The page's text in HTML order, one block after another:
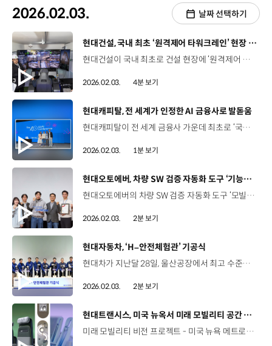
2026.02.03. 날짜 선택하기
[동영상]
현대건설, 국내 최초 ‘원격제어 타워크레인’ 현장 도입 시연
현대건설이 국내 최초로 건설 현장에 ‘원격제어 타워크레인’을 도입합니다. 본격적인 도입에 앞서 지난달 29일에는 ‘원격제어 타워크레인’ 기술 시연회를 개최했는데요. 현대건설 강재우 책임연구원이 현장에서 소식 전해드립니다. 현대건설의 ‘원격제어 타워크레인’ 기술 시연회는 경기도 과천 주암동의 ‘디에이치 아델스타’ 건설 현장에서 진행됐습니다. ‘원격제어 타워크레인’은 국토교통부로부터 ‘건설기계 안전기준 특례’를 승인받아 국내 최초로 실제 건설 현장에 도입할 수 있게 됐는데요. 이번 시연회는 국토교통부를 비롯해 스마트 건설 관련 관계자 등에게 현장 도입에 따른 운영 성과를 공개하는 자리였습니다. ‘원격제어 타워크레인’은 전방위 모니터링 카메라와 저지연 원격제어 기술을 결합한 시스템인데요. 운전원이 타워크레인에 오르지 않고 지상에 마련된 원격 조종실에서 실시간으로 전달되는 작업 화면과 정밀 제어 장치를 기반으로 장비를 안정적으로 운용할 수 있습니다. 강재우 책임연구원 / 현대건설 OSC연구팀여기 보시면 운전자가 타고 있지 않은 타워크레인이 철근을 작업장으로 운반하고 있습니다. 여기에는 ‘저지연 원격제어 기술’이 적용되어 실시간에 가까운 제어를 가능하게 합니다. 현대건설은 지난 2024년 6월에 ‘혁신 RD 건설 로봇 기술 시연회’를 통해 용인에 있는 로보틱스 랩에서 일본 오사카 건설 현장에 설치된 타워크레인을 원격 제어하는 장거리 원격 시연을 선보이며 극찬을 받았는데요. 정남철 책임연구원 / 현대건설 OSC연구팀타워크레인 기사분들은 높은 공간에서 작업을 하기 때문에 추락에 대한 공포나 고립감 같은 감정들을 느끼시게 됩니다. 하지만 ‘원격제어 타워크레인 기술’은 지상에 구동장치를 두고 있기 때문에 높이에 대한 위험을 원천적으로 배제할 수 있습니다. 이번 시연에서 공개한 타워크레인은 유지보수나 보조 작업에 활용되는 소형 장비가 아니라 공동주택 건설 현장에서 사용되는 대형 타워크레인급 장비여서 더욱 참석자들의 시선을 사로잡았습니다. 김범진 / 타워트레인 기사현장에 적용이 되면 타워크레인 기사들의 편의나 안전성에서 훨씬 효율적이라고 생각이 듭니다. 익숙해지는 기간은 일주일 정도만 작업을 하면 충분히 가능하다라고 생각이 들고, 안에서 작업을 해보니까 위에서 작업할 때보다 훨씬 따뜻하고 쾌적하고 향후에는 사무실처럼 꾸며서 할 수 있을 것 같아서 괜찮은 것 같습니다. 이와 함께, 이날 시연회에서는 AI 기반 안전 모니터링 시스템과 주택현장 활용 운반 로봇 등 다양한 스마트 기술도 함께 선보였는데요. 자재 운반로봇, 다목적 운반·배송로봇, 웨어러블로봇 등 건설 현장에서 실증을 거듭하고 있는 다양한 로보틱스 기술을 시연했습니다. 강재우 책임연구원 / 현대건설 OSC연구팀지금까지 시연회 현장에서 ‘원격제어 타워크레인’ 기술을 소개해드렸는데요. 어떠셨나요? 현대건설은 앞으로도 기술을 통해 사람 중심의 스마트 건설 전환에 앞장서도록 하겠습니다.
2026.02.03. 4분 보기
[동영상]
현대캐피탈, 전 세계가 인정한 AI 금융사로 발돋움
현대캐피탈이 전 세계 금융사 가운데 최초로 ‘국제인증지능학회’의 ‘혁신적 인공지능 응용상(IAAI)’을 3회 수상했습니다. 세계 최고 권위의 ‘국제인공지능학회’는 인공지능 연구 성과를 담은 전 세계의 논문을 발표하고 인공지능 기술을 실제에 적용해 우수한 성과를 거둔 프로젝트에는 ‘혁신적 인공지능 응용상’을 수여하고 있는데요. 현대캐피탈은 지난 2023년과 2024년에 이어 세 번째 IAAI를 수상하며 금융사로는 전 세계 최초이자 유일한 수상을 기록하게 됐습니다. 현대캐피탈은 자체 AI 기술력을 사업 전 영역으로 확장해 첨단 기술 기반의 금융 혁신을 선도하며 전 세계가 인정하는 AI 금융사로 발돋움할 계획입니다.
2026.02.03. 1분 보기
[동영상]
현대오토에버, 차량 SW 검증 자동화 도구 ‘기능안전 국제표준’ 인증
현대오토에버의 차량 SW 검증 자동화 도구 ‘모빌진 엑스-스튜디오’가 자동차 기능안전 국제표준(ISO 26262) 인증을 획득했습니다. ISO 26262는 국제표준화기구(ISO)가 자동차 관련 전기·전자 시스템의 안전성을 검증하는 국제표준인데요. 이번에 인증을 받은 ‘모빌진 엑스-스튜디오’는 현대오토에버가 자체 개발한 프로그램으로 알고리즘 검증(MIL), 소프트웨어 코드 동작 검증(SIL), 하드웨어 연결 후 검증(HIL) 등 다양한 환경에서의 안전성 검증 작업을 자동화합니다. 이 프로그램은 기존의 수동 검증 대비 작업 시간이 50% 이상 감축되고 작업자가 없어도 미리 설정한 대로 검증을 수행할 수 있습니다. 현대오토에버는 현재 다양한 차량 SW 검증에 사용되는 ‘모빌진 엑스-스튜디오’를 항공우주, 방산, 로봇 등에도 활용할 수 있도록 다양한 고객사와의 협업을 확대해 나갈 예정입니다.
2026.02.03. 2분 보기
[동영상]
현대자동차, ‘H–안전체험관’ 기공식
현대차가 지난달 28일, 울산공장에서 최고 수준의 안전을 향한 현대차의 의지를 보여주는 ‘H–안전체험관’ 기공식을 개최했습니다. 2026년 노사가 함께하는 첫 안전행사인 이번 기공식에는 현대차 최영일 부사장과 현대차노조 이종철 지부장을 비롯해 노사 관계자 200여 명이 참석했는데요. 안전 문화 정착이라는 패러다임 전환을 다짐하는 자리였습니다. 최영일 부사장 / 현대차 국내생산담당 겸 최고안전보건책임자위험성평가존 등 총 6개의 존으로 구성되어 있으며 새로운 안전 문화의 출발점이 될 것입니다. H-안전체험관은 울산공장 부지 내 연면적 280평 규모로 조성되는데요. 국내 안전 체험관 중 처음으로 실제 생산 현장과 위험 상황을 프로젝션 매핑 기술로 생생히 구현해 몰입형 안전 교육을 제공할 계획입니다. 현대차는 기공식에서 구역별 설계안을 발표하고 세이프티존에서 체험하게 될 화재 현장을 시연하며 체험관에 대한 이해를 도왔습니다. 또한, 주요 참석자들이 시삽식을 진행하며 H-안전체험관에 대한 기대감을 높였습니다. 최종식 상무 / 현대차 안전기획사업부장’H-안전체험관’은 자동차 산업 현장에서 발생할 수 있는 다양한 사고 상황을 최신 미디어 기술과 결합하여 생생하게 체험함으로써 안전에 대한 경각심을 높이고 개인의 행동 변화로 이어지는 실천 중심의 안전 교육의 장이 될 것입니다. 현대차는 올 하반기 개관 예정인 ‘H-안전체험관’을 통해 연간 2만여 명에게 몰입형 안전 교육을 제공할 예정입니다.
2026.02.03. 2분 보기
[동영상]
현대트랜시스, 미국 뉴옥서 미래 모빌리티 공간 콘셉트 공개
미래 모빌리티 비전 프로젝트 - 미국 뉴욕 메트로폴리탄 파빌리온, 2026년 1월 28-29일 현대트랜시스가 선보이는 미래 모빌리티 공간 콘셉트 자동차, 디자인, 패션 등 글로벌 업계 전문가들과 함께한 프로젝트 프로젝트 디자인 콘셉트 ‘지상에서 하늘까지(Ground to Sky)’ 지상 이동(COME GO) 하늘 이동(UP DOWN) 그 사이의 머무름(STAY) 소재, 색상 등 유기적인 디자인으로 일관된 이동 경험 제공 이동과 휴식의 경계를 허무는 ‘순환형 모빌리티 시스템’ 가구, 소재 분야 글로벌 기업들과 협업 가구 디자인 폴트로나 프라우 X 소재 혁신 리니아펠레 X 모빌리티 현대트랜시스 허브 공간 좌석을 디자인한 폴트로나 프라우, 이탈리아 럭셔리 가구 브랜드 프리미엄 시트 가죽의 지속가능성을 제시한 리니아펠레 글로벌 소재 네트워크 모듈형 시트와 공간 구조를 제시한 현대트랜시스 PBV, HUB, UAM을 아우르는 모듈형 공간의 확장성 “현대트랜시스가 만드는 이동의 미래는 계속됩니다”